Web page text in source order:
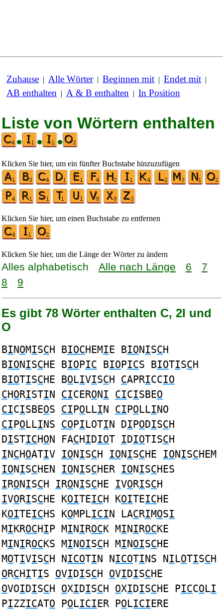
Zuhause | Alle Wörter| Beginnen mit | Endet mit |
AB enthalten | A & B enthalten | In Position
Liste von Wörtern enthalten
•
• •
Klicken Sie hier, um ein fünfter Buchstabe hinzuzufügen
Klicken Sie hier, um einen Buchstabe zu entfernen
Klicken Sie hier, um die Länge der Wörter zu ändern
Alles alphabetisch Alle nach Länge 6
7
8
9
Es gibt 78 Wörter enthalten C, 2I und
O
BINOMISCH BIOCHEMIE BIONISCH
BIONISCHE BIOPIC BIOPICS BIOTISCH
BIOTISCHE BOLIVISCH CAPRICCIO
CHORISTIN CICERONI CICISBEO
CICISBEOS CIPOLLIN CIPOLLINO
CIPOLLINS COPILOTIN DIPODISCH
DISTICHON FACHIDIOT IDIOTISCH
INCHOATIV IONISCH IONISCHE IONISCHEM
IONISCHEN IONISCHER IONISCHES
IRONISCH IRONISCHE IVORISCH
IVORISCHE KOITEICH KOITEICHE
KOITEICHS KOMPLICIN LACRIMOSI
MIKROCHIP MINIROCK MINIROCKE
MINIROCKS MINOISCH MINOISCHE
MOTIVISCH NICOTIN NICOTINS NILOTISCH
ORCHITIS OVIDISCH OVIDISCHE
OVOIDISCH OXIDISCH OXIDISCHE PICCOLI
PIZZICATO POLICIER POLICIERE